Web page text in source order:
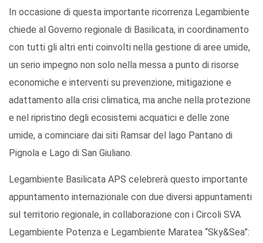
In occasione di questa importante ricorrenza Legambiente
chiede al Governo regionale di Basilicata, in coordinamento
con tutti gli altri enti coinvolti nella gestione di aree umide,
un serio impegno non solo nella messa a punto di risorse
economiche e interventi su prevenzione, mitigazione e
adattamento alla crisi climatica, ma anche nella protezione
e nel ripristino degli ecosistemi acquatici e delle zone
umide, a cominciare dai siti Ramsar del lago Pantano di
Pignola e Lago di San Giuliano.
Legambiente Basilicata APS celebrerà questo importante
appuntamento internazionale con due diversi appuntamenti
sul territorio regionale, in collaborazione con i Circoli SVA
Legambiente Potenza e Legambiente Maratea “Sky&Sea”: